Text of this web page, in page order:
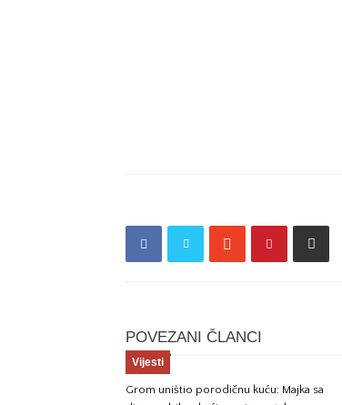
POVEZANI ČLANCI
Vijesti
Grom uništio porodičnu kuću: Majka sa